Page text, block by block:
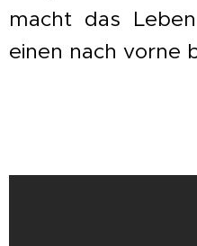
macht das
einen nach vorne